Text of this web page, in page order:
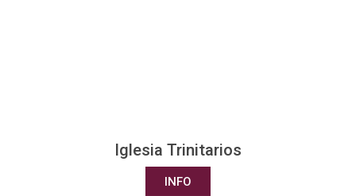
Iglesia Trinitarios
INFO